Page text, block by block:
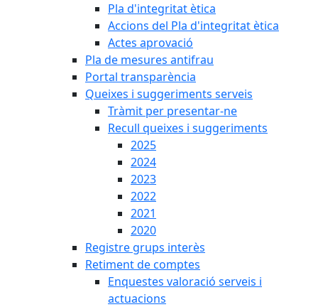
Pla d'integritat ètica
Accions del Pla d'integritat ètica
Actes aprovació
Pla de mesures antifrau
Portal transparència
Queixes i suggeriments serveis
Tràmit per presentar-ne
Recull queixes i suggeriments
2025
2024
2023
2022
2021
2020
Registre grups interès
Retiment de comptes
Enquestes valoració serveis i
actuacions